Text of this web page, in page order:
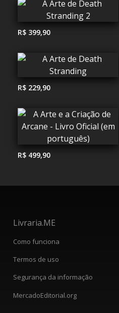
R$ 399,90
R$ 229,90
R$ 499,90
Livraria.ME
Como funciona
Termos de uso
Segurança da informação
MercadoEditorial.org